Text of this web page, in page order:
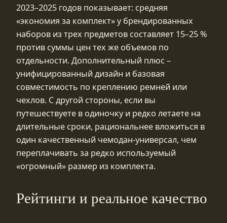
2023–2025 годов показывает: средняя
«экономия за комплект» у брендированных
наборов из трех предметов составляет 15–25 %
против суммы цен тех же объемов по
отдельности. Дополнительный плюс –
унифицированный дизайн и базовая
совместимость по креплению ремней или
чехлов. С другой стороны, если вы
путешествуете в одиночку и редко летаете на
длительные сроки, рациональнее вложиться в
один качественный чемодан‑универсал, чем
переплачивать за редко используемый
«огромный» размер из комплекта.
Рейтинги и реальное качество